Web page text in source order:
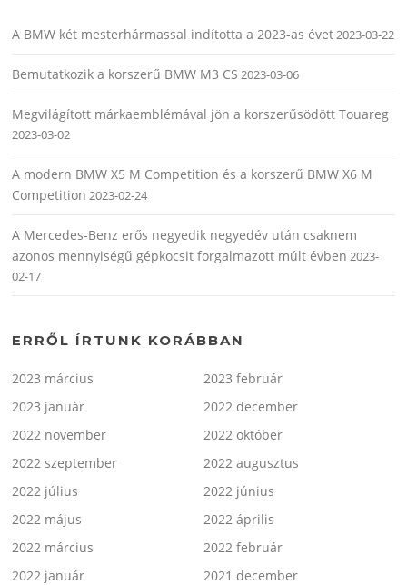
A BMW két mesterhármassal indította a 2023-as évet2023-03-22
Bemutatkozik a korszerű BMW M3 CS 2023-03-06
Megvilágított márkaemblémával jön a korszerűsödött Touareg
2023-03-02
A modern BMW X5 M Competition és a korszerű BMW X6 M
Competition 2023-02-24
A Mercedes-Benz erős negyedik negyedév után csaknem
azonos mennyiségű gépkocsit forgalmazott múlt évben 2023-
02-17
ERRŐL ÍRTUNK KORÁBBAN
2023 március
2023 február
2023 január
2022 december
2022 november
2022 október
2022 szeptember
2022 augusztus
2022 július
2022 június
2022 május
2022 április
2022 március
2022 február
2022 január
2021 december